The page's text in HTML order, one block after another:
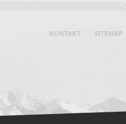
KONTAKT SITEMAP